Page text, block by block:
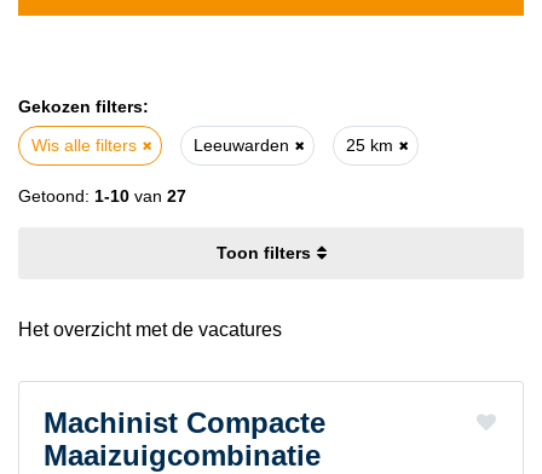
Gekozen filters:
Wis alle filters
Leeuwarden 25 km
Getoond: 1-10 van 27
filters
Het overzicht met de vacatures
Machinist Compacte
Maaizuigcombinatie